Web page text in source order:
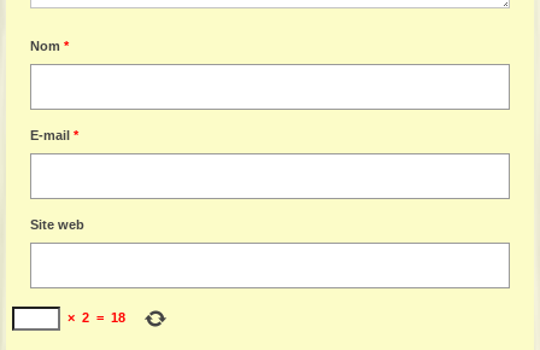
Nom *
E-mail *
Site web
× 2 = 18